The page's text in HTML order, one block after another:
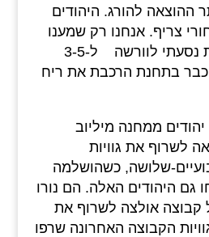
ההוצאה להורג. היהודים
צריף. אנחנו רק שמענו
את היריות… למחרת נסעתי לוורשה ל-3-5
כבר בתחנת הרכבת את ריח
קבוצה של 100-120 יהודים ממחנה מיליוב
לשרוף את גוויות
שלושה, כשהושלמה
גם היהודים האלה. הם נורו
קבוצה אולצה לשרוף את
הקבוצה האחרונה שרפו